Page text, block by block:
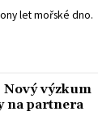
let mořské dno.
Nový výzkum
na partnera